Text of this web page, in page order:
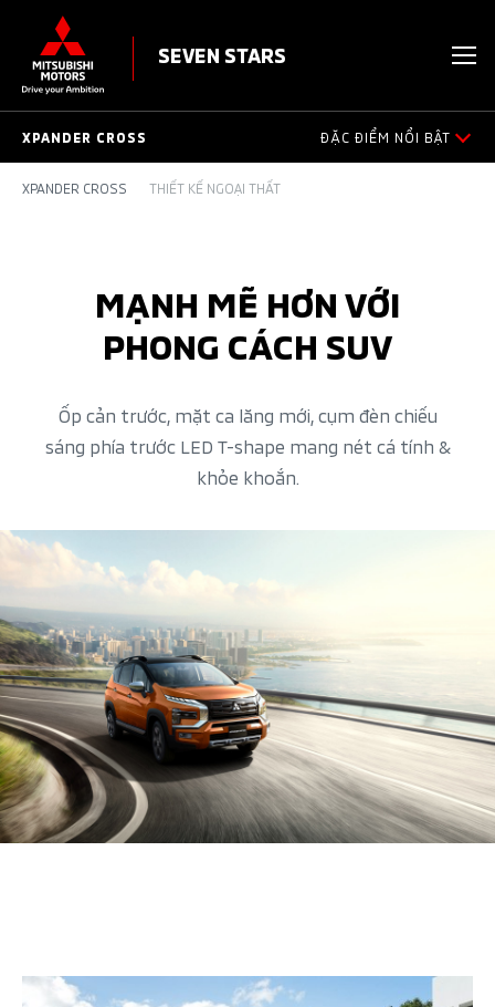
SEVEN STARS
XPANDER CROSS ĐẶC ĐIỂM NỔI BẬT
THIẾT KẾ NỘI THẤT
AN TOÀN
XPANDER CROSS THIẾT KẾ NGOẠI THẤT
MẠNH MẼ HƠN VỚI
PHONG CÁCH SUV
Ốp cản trước, mặt ca lăng mới, cụm đèn chiếu
sáng phía trước LED T-shape mang nét cá tính &
khỏe khoắn.